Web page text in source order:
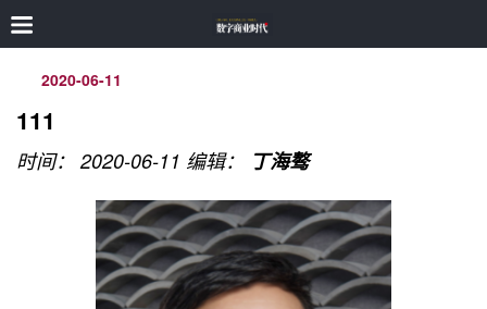
2020-06-11
111
时间： 2020-06-11 编辑： 丁海骜